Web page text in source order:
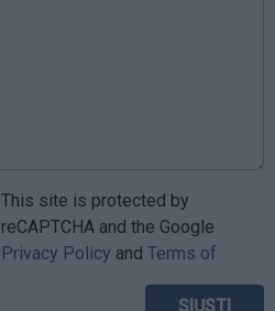
This site is protected by
reCAPTCHA and the Google
Privacy Policy and Terms of